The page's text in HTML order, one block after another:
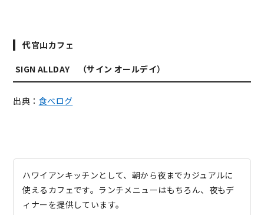
代官山カフェ
SIGN ALLDAY （サイン オールデイ）
出典： 食べログ
ハワイアンキッチンとして、朝から夜までカジュアルに
使えるカフェです。ランチメニューはもちろん、夜もデ
ィナーを提供しています。